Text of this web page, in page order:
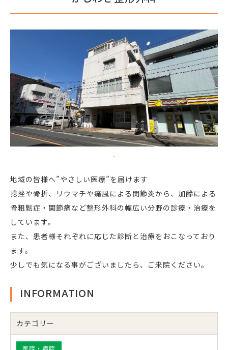
地域の皆様へ”やさしい医療”を届けます
捻挫や骨折、リウマチや痛風による関節炎から、加齢による
骨粗鬆症・関節痛など整形外科の幅広い分野の診療・治療を
しています。
また、患者様それぞれに応じた診断と治療をおこなっており
ます。
​少しでも気になる事がございましたら、ご来院ください。
INFORMATION
カテゴリー
医院・病院